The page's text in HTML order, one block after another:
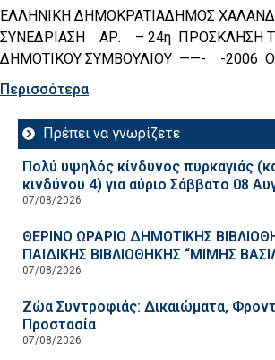
ΕΛΛΗΝΙΚΗ ΔΗΜΟΚΡΑΤΙΑΔΗΜΟΣ
ΣΥΝΕΔΡΙΑΣΗ ΑΡ. – 24η ΠΡΟΣΚΛΗΣΗ
ΔΗΜΟΤΙΚΟΥ ΣΥΜΒΟΥΛΙΟΥ ——- -2006 Ο
Περισσότερα
Πρέπει να γνωρίζετε
Πολύ υψηλός κίνδυνος πυρκαγιάς
κινδύνου 4) για αύριο Σάββατο 08
07/08/2026
ΘΕΡΙΝΟ ΩΡΑΡΙΟ ΔΗΜΟΤΙΚΗΣ
ΠΑΙΔΙΚΗΣ ΒΙΒΛΙΟΘΗΚΗΣ “ΜΙΜΗΣ
07/08/2026
Ζώα Συντροφιάς: Δικαιώματα,
Προστασία
07/08/2026